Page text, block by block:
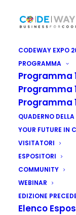
CODEWAY EXPO
PROGRAMMA
Programma
Programma
Programma
QUADERNO
YOUR FUTURE IN
VISITATORI
ESPOSITORI
COMMUNITY
WEBINAR
EDIZIONE
Elenco